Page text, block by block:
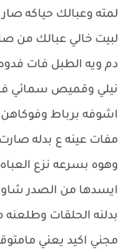
لمته وعبالك حياكه صار
لبيت خالي عبالك من
دم ويه الطبل فات
نيلي وقميص سمائي
اشوفه برباط
مفات عينه ع بدله
وهوه بسرعه نزع
ايسدها من الصدر
بدلنه الحلقات
مجني اكيد يعني